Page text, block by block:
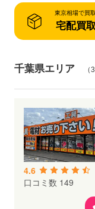
東京相場で買
宅配買取
千葉県エリア （
4.6
口コミ数 149